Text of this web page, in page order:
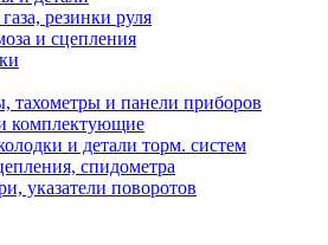
резинки руля
и сцепления
тахометры и панели приборов
комплектующие
и детали торм. систем
спидометра
указатели поворотов